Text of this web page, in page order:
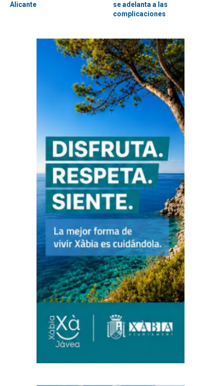
Alicante
se adelanta a las
complicaciones